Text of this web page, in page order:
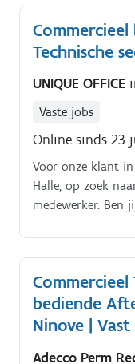
Technische
UNIQUE OFFICE
Vaste jobs
Online sinds 23
Voor onze klant
Halle, op zoek
medewerker. Ben
Commercieel
bediende
Ninove |
Adecco Perm